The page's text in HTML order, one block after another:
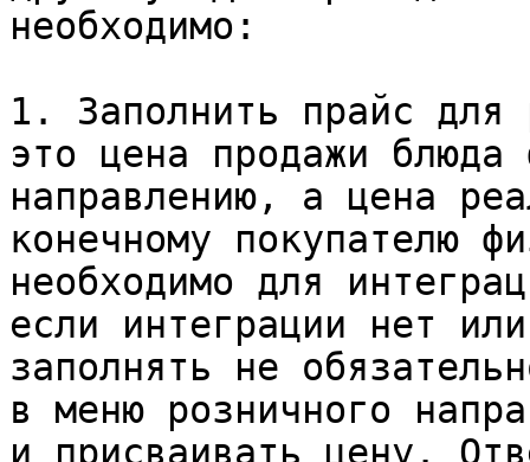
необходимо:
1. Заполнить прайс
это цена продажи блюда
направлению, а цена
конечному покупателю
необходимо для
если интеграции нет
заполнять не
в меню розничного
и присваивать цену.